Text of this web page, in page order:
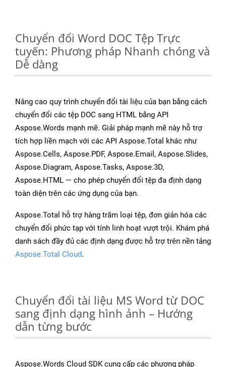
Chuyển đổi Word DOC Tệp Trực
tuyến: Phương pháp Nhanh chóng và
Dễ dàng
Nâng cao quy trình chuyển đổi tài liệu của bạn bằng cách
chuyển đổi các tệp DOC sang HTML bằng API
Aspose.Words mạnh mẽ. Giải pháp mạnh mẽ này hỗ trợ
tích hợp liền mạch với các API Aspose.Total khác như
Aspose.Cells, Aspose.PDF, Aspose.Email, Aspose.Slides,
Aspose.Diagram, Aspose.Tasks, Aspose.3D,
Aspose.HTML — cho phép chuyển đổi tệp đa định dạng
toàn diện trên các ứng dụng của bạn.
Aspose.Total hỗ trợ hàng trăm loại tệp, đơn giản hóa các
chuyển đổi phức tạp với tính linh hoạt vượt trội. Khám phá
danh sách đầy đủ các định dạng được hỗ trợ trên nền tảng
Aspose.Total Cloud.
Chuyển đổi tài liệu MS Word từ DOC
sang định dạng hình ảnh – Hướng
dẫn từng bước
Aspose.Words Cloud SDK cung cấp các phương pháp